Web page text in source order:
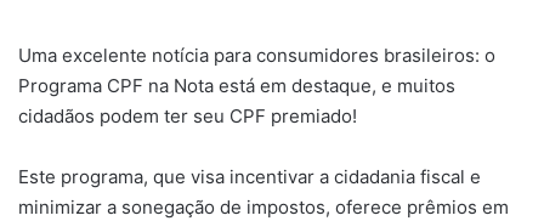
Uma excelente notícia para consumidores brasileiros: o
Programa CPF na Nota está em destaque, e muitos
cidadãos podem ter seu CPF premiado!
Este programa, que visa incentivar a cidadania fiscal e
minimizar a sonegação de impostos, oferece prêmios em